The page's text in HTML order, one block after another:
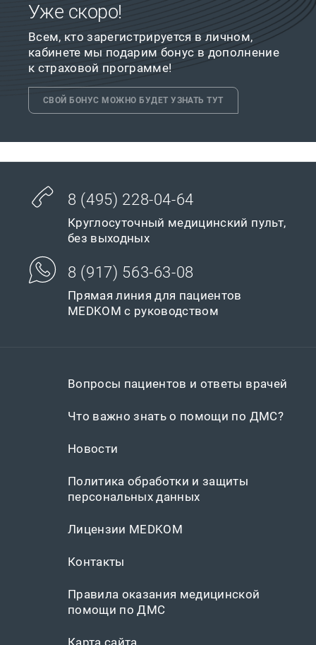
Уже скоро!
Всем, кто зарегистрируется в личном,
кабинете мы подарим бонус в дополнение
к страховой программе!
СВОЙ БОНУС МОЖНО БУДЕТ УЗНАТЬ ТУТ
8 (495) 228-04-64
Круглосуточный медицинский пульт,
без выходных
8 (917) 563-63-08
Прямая линия для пациентов
MEDKOM с руководством
Вопросы пациентов и ответы врачей
Что важно знать о помощи по ДМС?
Новости
Политика обработки и защиты
персональных данных
Лицензии MEDKOM
Контакты
Правила оказания медицинской
помощи по ДМС
Карта сайта